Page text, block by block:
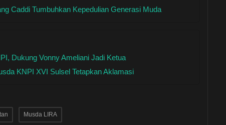
Caddi Tumbuhkan Kepedulian Generasi Muda
Dukung Vonny Ameliani Jadi Ketua
KNPI XVI Sulsel Tetapkan Aklamasi
Musda LIRA